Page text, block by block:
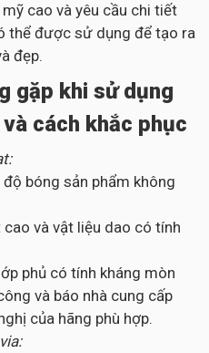
cao và yêu cầu chi tiết
thể được sử dụng để tạo ra
đẹp.
gặp khi sử dụng
cách khắc phục
bóng sản phẩm không
và vật liệu dao có tính
phủ có tính kháng mòn
và báo nhà cung cấp
của hãng phù hợp.